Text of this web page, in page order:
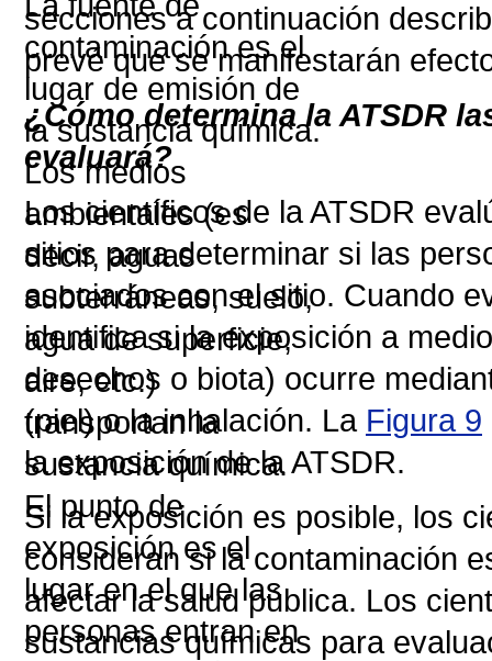
secciones a continuación
prevé que se manifestarán
¿Cómo determina la ATSDR
evaluará?
Los científicos de la ATSDR
sitios para determinar si las
asociados con el sitio. Cuando
identifica si la exposición a
desechos o biota) ocurre
(piel) o la inhalación. La Figura 9
la exposición de la ATSDR.
Si la exposición es posible, los
consideran si la contaminación
afectar la salud pública. Los
sustancias químicas para